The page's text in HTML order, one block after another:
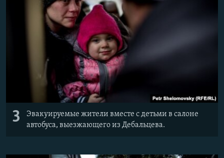
3
Эвакуируемые жители вместе с детьми в салоне
автобуса, выезжающего из Дебальцева.